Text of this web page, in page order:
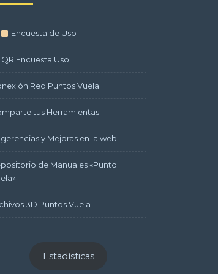
Encuesta de Uso
QR Encuesta Uso
Red Puntos Vuela
tus Herramientas
y Mejoras en la web
de Manuales «Punto
3D Puntos Vuela
Estadísticas